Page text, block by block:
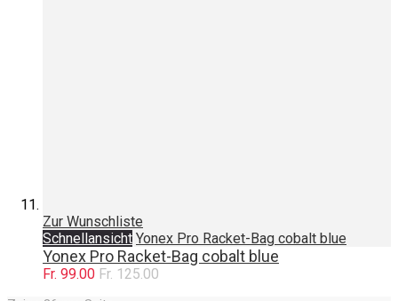
Zur Wunschliste
Schnellansicht Yonex Pro Racket-Bag cobalt blue
Yonex Pro Racket-Bag cobalt blue
Fr. 99.00 Fr. 125.00